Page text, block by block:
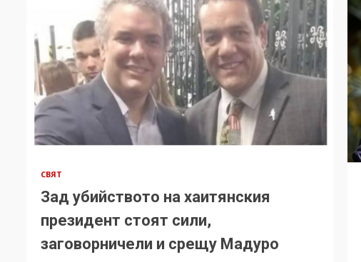
СВЯТ
Зад убийството на хаитянския
президент стоят сили,
заговорничели и срещу Мадуро